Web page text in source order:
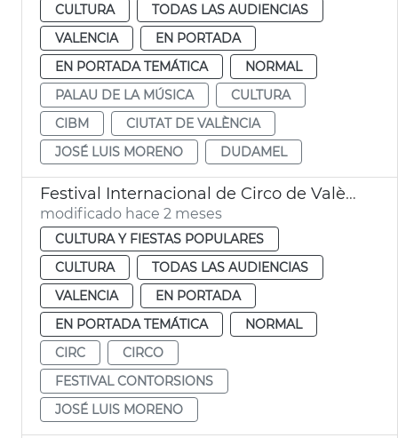
CULTURA
TODAS LAS AUDIENCIAS
VALENCIA
EN PORTADA
EN PORTADA TEMÁTICA
NORMAL
PALAU DE LA MÚSICA
CULTURA
CIBM
CIUTAT DE VALÈNCIA
JOSÉ LUIS MORENO
DUDAMEL
Festival Internacional de Circo de València Contorsions
modificado hace 2 meses
CULTURA Y FIESTAS POPULARES
CULTURA
TODAS LAS AUDIENCIAS
VALENCIA
EN PORTADA
EN PORTADA TEMÁTICA
NORMAL
CIRC
CIRCO
FESTIVAL CONTORSIONS
JOSÉ LUIS MORENO